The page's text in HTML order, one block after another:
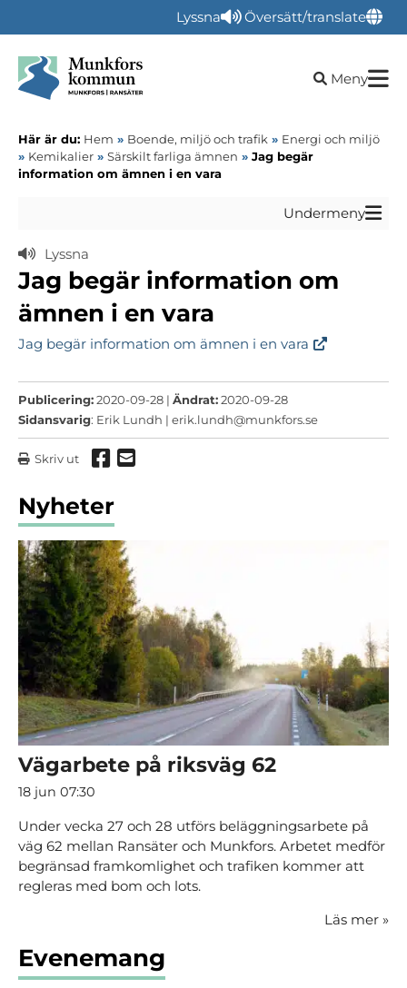
Lyssna Översätt/translate
Öppna
Meny
Här är du: Hem » Boende, miljö och trafik » Energi och miljö
» Kemikalier » Särskilt farliga ämnen » Jag begär
information om ämnen i en vara
Undermeny
Lyssna
Jag begär information om
ämnen i en vara
Jag begär information om ämnen i en vara
Publicering:2020-09-28 | Ändrat:2020-09-28
Sidansvarig: Erik Lundh | erik.lundh@munkfors.se
Skriv ut Dela via Facebook
Dela via mail
Nyheter
Vägarbete på riksväg 62
18 jun 07:30
Under vecka 27 och 28 utförs beläggningsarbete på
väg 62 mellan Ransäter och Munkfors. Arbetet medför
begränsad framkomlighet och trafiken kommer att
regleras med bom och lots.
Läs mer »
Evenemang